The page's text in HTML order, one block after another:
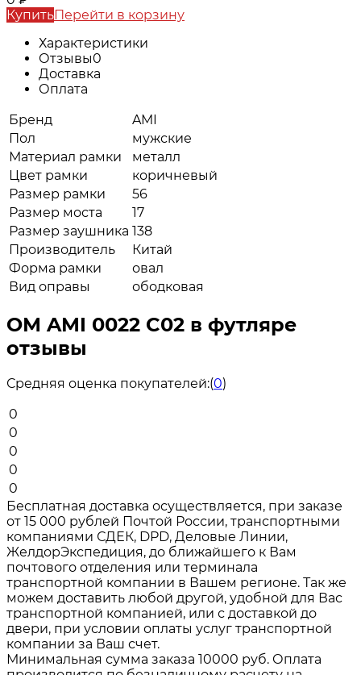
КупитьПерейти в корзину
Характеристики
Отзывы0
Доставка
Оплата
Бренд
AMI
Пол
мужские
Материал рамки
металл
Цвет рамки
коричневый
Размер рамки
56
Размер моста
17
Размер заушника 138
Производитель
Китай
Форма рамки
овал
Вид оправы
ободковая
ОМ AMI 0022 C02 в футляре
отзывы
Средняя оценка покупателей:(0)
0
0
0
0
0
Бесплатная доставка осуществляется, при заказе
от 15 000 рублей Почтой России, транспортными
компаниями СДЕК, DPD, Деловые Линии,
ЖелдорЭкспедиция, до ближайшего к Вам
почтового отделения или терминала
транспортной компании в Вашем регионе. Так же
можем доставить любой другой, удобной для Вас
транспортной компанией, или с доставкой до
двери, при условии оплаты услуг транспортной
компании за Ваш счет.
Минимальная сумма заказа 10000 руб. Оплата